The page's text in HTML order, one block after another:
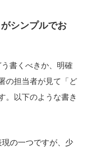
シンプルでお
書くべきか、明確
の担当者が見て「ど
。以下のような書き
現の一つですが、少